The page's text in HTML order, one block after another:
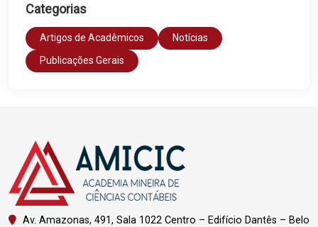
Categorias
Artigos de Acadêmicos
Notícias
Publicações Gerais
Av. Amazonas, 491, Sala 1022 Centro – Edifício Dantês – Belo